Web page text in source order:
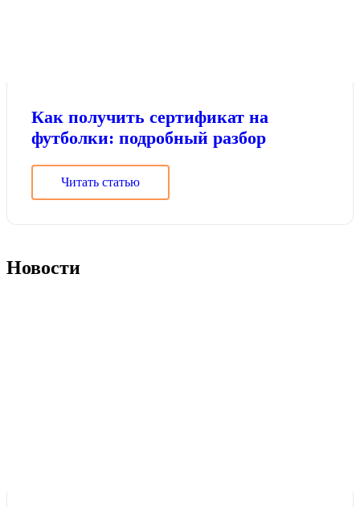
Как получить сертификат на
футболки: подробный разбор
Читать статью
Новости